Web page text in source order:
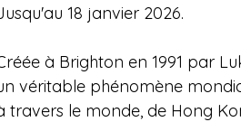
18 janvier 2026.
à Brighton en 1991 par
véritable phénomène
travers le monde, de Hong